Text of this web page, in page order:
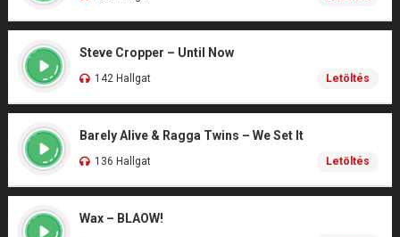
Steve Cropper – Until Now
142 Hallgat Letöltés
Barely Alive & Ragga Twins – We Set It
136 Hallgat Letöltés
Wax – BLAOW!